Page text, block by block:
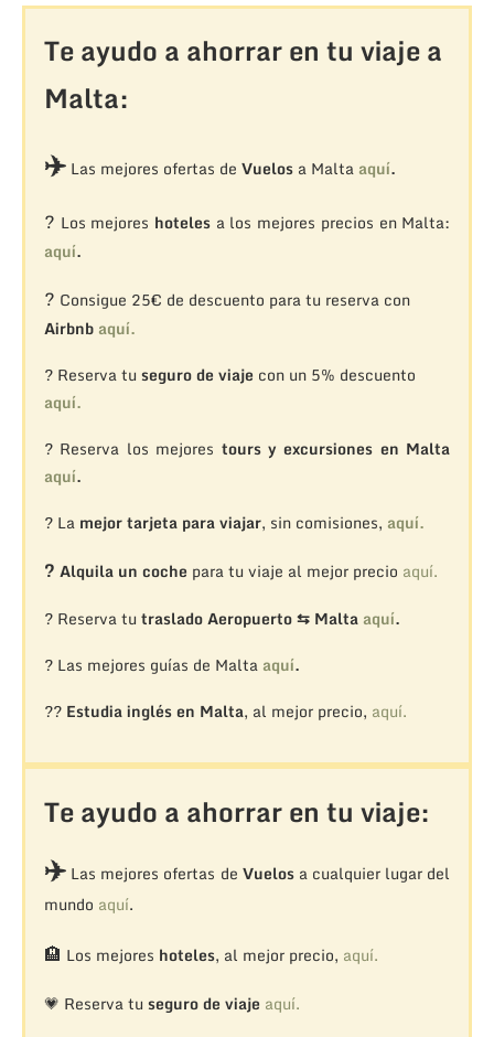
Te ayudo a ahorrar en tu viaje a
Malta:
✈️Las mejores ofertas de Vuelosa Malta aquí.
? Los mejores hotelesa los mejores precios en Malta:
aquí.
? Consigue 25€ de descuento para tu reserva con
Airbnb aquí.
? Reserva tu seguro de viaje con un 5% descuento
aquí.
? Reserva los mejores tours y excursiones en Malta
aquí.
? La mejor tarjeta para viajar, sin comisiones, aquí.
? Alquila un coche para tu viaje al mejor precio aquí.
? Reserva tu traslado Aeropuerto ⇆ Malta aquí.
? Las mejores guías de Malta aquí.
?? Estudia inglés en Malta, al mejor precio, aquí.
Te ayudo a ahorrar en tu viaje:
✈️Las mejores ofertas de Vuelosa cualquier lugar del
mundo aquí.
🏨 Los mejores hoteles, al mejor precio, aquí.
💗 Reserva tu seguro de viaje aquí.